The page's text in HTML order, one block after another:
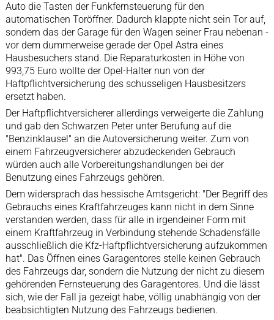
Auto die Tasten der Funkfernsteuerung für den
automatischen Toröffner. Dadurch klappte nicht sein Tor auf,
sondern das der Garage für den Wagen seiner Frau nebenan -
vor dem dummerweise gerade der Opel Astra eines
Hausbesuchers stand. Die Reparaturkosten in Höhe von
993,75 Euro wollte der Opel-Halter nun von der
Haftpflichtversicherung des schusseligen Hausbesitzers
ersetzt haben.
Der Haftpflichtversicherer allerdings verweigerte die Zahlung
und gab den Schwarzen Peter unter Berufung auf die
"Benzinklausel" an die Autoversicherung weiter. Zum von
einem Fahrzeugversicherer abzudeckenden Gebrauch
würden auch alle Vorbereitungshandlungen bei der
Benutzung eines Fahrzeugs gehören.
Dem widersprach das hessische Amtsgericht: "Der Begriff des
Gebrauchs eines Kraftfahrzeuges kann nicht in dem Sinne
verstanden werden, dass für alle in irgendeiner Form mit
einem Kraftfahrzeug in Verbindung stehende Schadensfälle
ausschließlich die Kfz-Haftpflichtversicherung aufzukommen
hat". Das Öffnen eines Garagentores stelle keinen Gebrauch
des Fahrzeugs dar, sondern die Nutzung der nicht zu diesem
gehörenden Fernsteuerung des Garagentores. Und die lässt
sich, wie der Fall ja gezeigt habe, völlig unabhängig von der
beabsichtigten Nutzung des Fahrzeugs bedienen.